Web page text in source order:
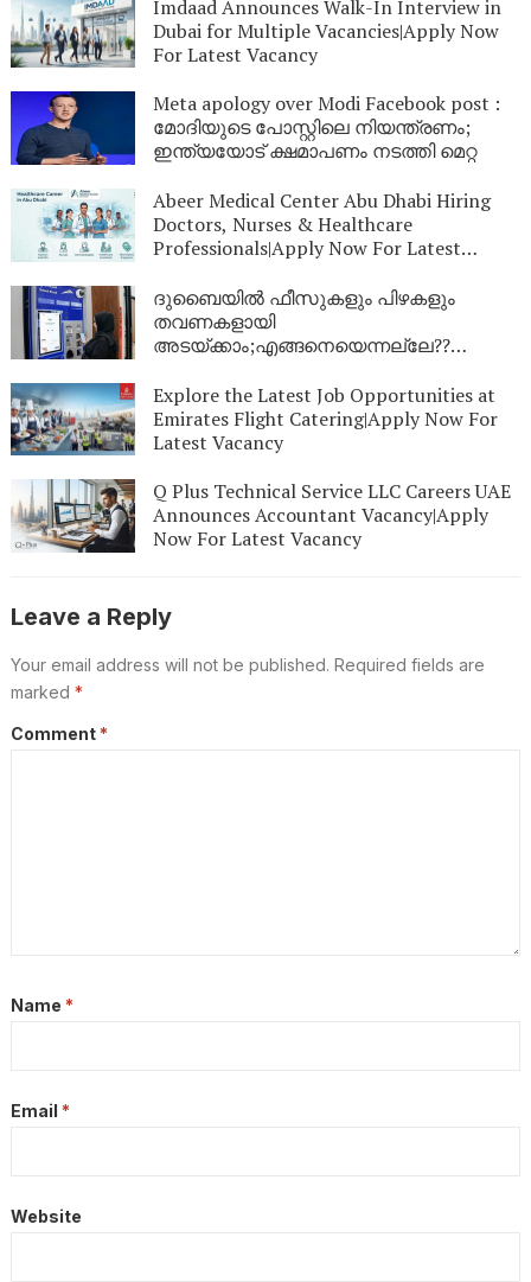
Imdaad Announces Walk-In Interview in
Dubai for Multiple Vacancies|Apply Now
For Latest Vacancy
Meta apology over Modi Facebook post :
മോദിയുടെ പോസ്റ്റിലെ നിയന്ത്രണം;
ഇന്ത്യയോട് ക്ഷമാപണം നടത്തി മെറ്റ
Abeer Medical Center Abu Dhabi Hiring
Doctors, Nurses & Healthcare
Professionals|Apply Now For Latest
ദുബൈയില്‍ ഫീസുകളും പിഴകളും
തവണകളായി
അടയ്ക്കാം;എങ്ങനെയെന്നല്ലേ??
Explore the Latest Job Opportunities at
Emirates Flight Catering|Apply Now For
Latest Vacancy
Q Plus Technical Service LLC Careers UAE
Announces Accountant Vacancy|Apply
Now For Latest Vacancy
Leave a Reply
Your email address will not be published. Required fields are
marked *
Comment *
Name *
Email *
Website